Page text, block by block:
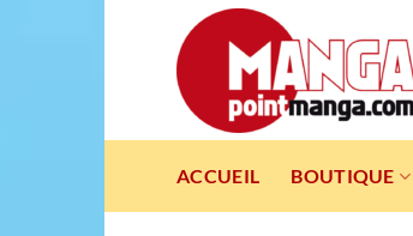
ACCUEIL BOUTIQUE